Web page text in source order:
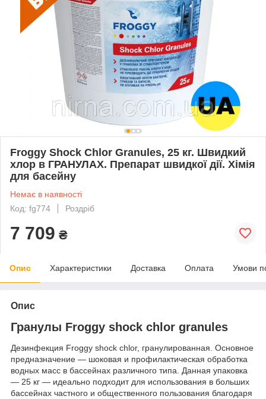
Froggy Shock Chlor Granules, 25 кг. Швидкий
хлор в ГРАНУЛАХ. Препарат швидкої дії. Хімія
для басейну
Немає в наявності
Код: fg774
Роздріб
7 709 ₴
Опис Характеристики Доставка Оплата Умови
Опис
Гранулы Froggy shock chlor granules
Дезинфекция Froggy shock chlor, гранулированная. Основное
предназначение — шоковая и профилактическая обработка
водных масс в бассейнах различного типа. Данная упаковка
— 25 кг — идеально подходит для использования в больших
бассейнах частного и общественного пользования благодаря